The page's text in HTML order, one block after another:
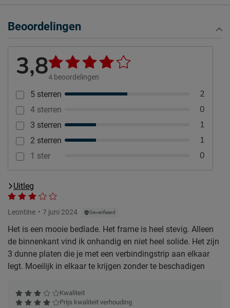
Beoordelingen
3,84 beoordelingen
5 sterren 2
4 sterren 0
3 sterren 1
2 sterren 1
1 ster 0
Uitleg
Leontine 7 juni 2024 Geverifieerd
Het is een mooie bedlade. Het frame is heel stevig. Alleen
de binnenkant vind ik onhandig en niet heel solide. Het zijn
3 dunne platen die je met een verbindingstrip aan elkaar
legt. Moeilijk in elkaar te krijgen zonder te beschadigen
Kwaliteit
Prijs kwaliteit verhouding